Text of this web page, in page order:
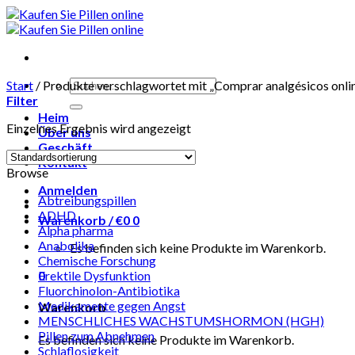
Skip
to
Suchen
nach:
Heim
Über uns
Geschäft
Kontakt
Anmelden
Warenkorb /€0 0
Es befinden sich keine Produkte im Warenkorb.
0
Warenkorb
Es befinden sich keine Produkte im Warenkorb.
Start / Produkte verschlagwortet mit „Comprar analgésicos
Filter
Einzelnes Ergebnis wird angezeigt
Browse
Abtreibungspillen
ADHD
Alpha pharma
Anabolika
Chemische Forschung
Erektile Dysfunktion
Fluorchinolon-Antibiotika
Medikamente gegen Angst
MENSCHLICHES WACHSTUMSHORMON (HGH)
Pillen zum Abnehmen
Schlaflosigkeit